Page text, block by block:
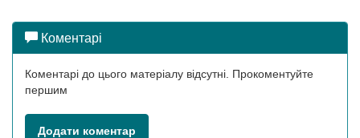
Коментарі
Коментарі до цього матеріалу відсутні. Прокоментуйте
першим
Додати коментар